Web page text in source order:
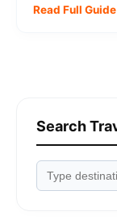
Dance
Read Full Guide
Search